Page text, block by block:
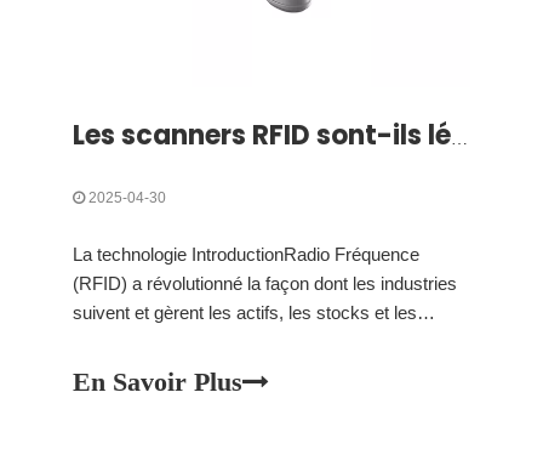
Les scanners RFID sont-ils légaux?
2025-04-30
La technologie IntroductionRadio Fréquence
(RFID) a révolutionné la façon dont les industries
suivent et gèrent les actifs, les stocks et les
de plus en plus omniprésents dans divers
En Savoir Plus